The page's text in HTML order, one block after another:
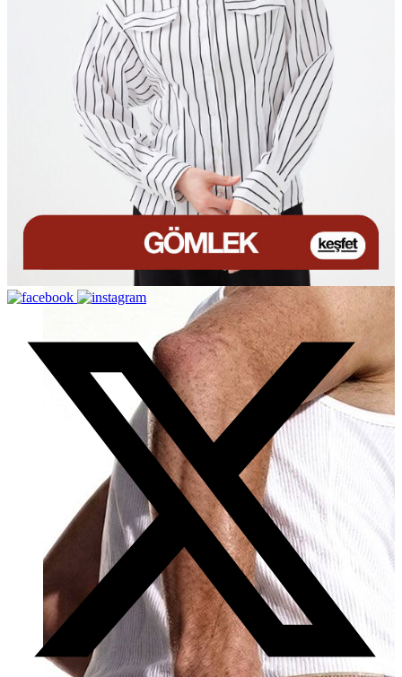
Kadın Aksesuar
Çorap
Bere
Eldiven
Kemer
Parfüm
Erkek Aksesuar
Boxer
Çorap
Kemer
Şapka